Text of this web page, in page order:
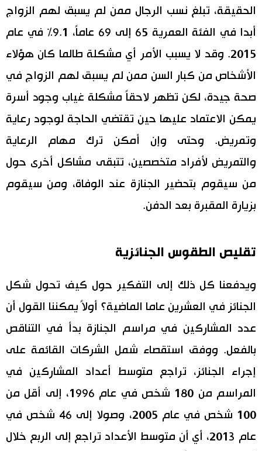
الحقيقة، تبلغ نسب الرجال ممن لم يسبق لهم الزواج
أبدا في الفئة العمرية 65 إلى 69 عاماً، 9.1% في عام
2015. وقد لا يسبب الأمر أي مشكلة طالما كان هؤلاء
الأشخاص من كبار السن ممن لم يسبق لهم الزواج في
صحة جيدة، لكن تظهر لاحقاً مشكلة غياب وجود أسرة
يمكن الاعتماد عليها حين تقتضي الحاجة لوجود رعاية
وتمريض. وحتى وإن أمكن ترك مهام الرعاية
والتمريض لأفراد متخصصين، تتبقى مشاكل أخرى حول
من سيقوم بتحضير الجنازة عند الوفاة، ومن سيقوم
بزيارة المقبرة بعد الدفن.
تقليص الطقوس الجنائزية
ويدفعنا كل ذلك إلى التفكير حول كيف تحول شكل
الجنائز في العشرين عاما الماضية؟ أولاً يمكننا القول أن
عدد المشاركين في مراسم الجنازة بدأ في التناقص
بالفعل. ووفق استقصاء شمل الشركات القائمة على
إجراء الجنائز، تراجع متوسط أعداد المشاركين في
المراسم من 180 شخص في عام 1996، إلى أقل من
100 شخص في عام 2005، وصولا إلى 46 شخص في
عام 2013، أي أن متوسط الأعداد تراجع إلى الربع خلال